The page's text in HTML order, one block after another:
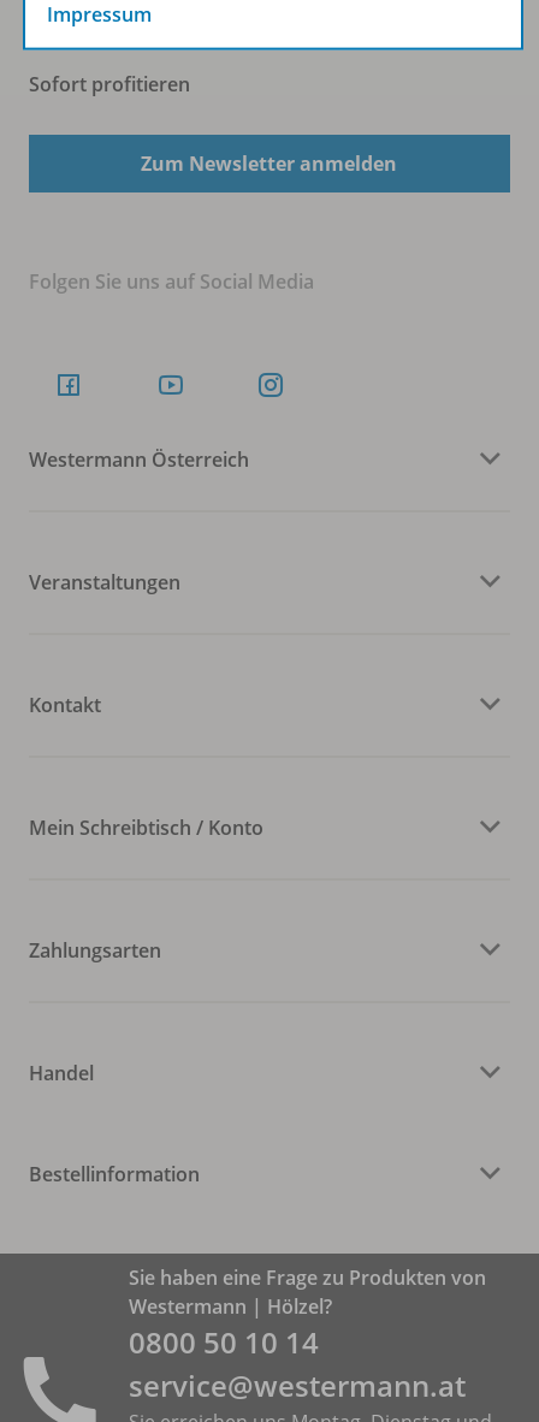
Sofort profitieren
Zum Newsletter anmelden
Folgen Sie uns auf Social Media
Westermann Österreich
Veranstaltungen
Kontakt
Mein Schreibtisch / Konto
Zahlungsarten
Handel
Bestellinformation
Sie haben eine Frage zu Produkten von
Westermann | Hölzel?
0800 50 10 14
service@westermann.at
Impressum